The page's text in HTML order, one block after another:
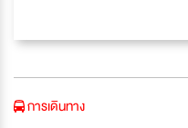
การเดินทาง